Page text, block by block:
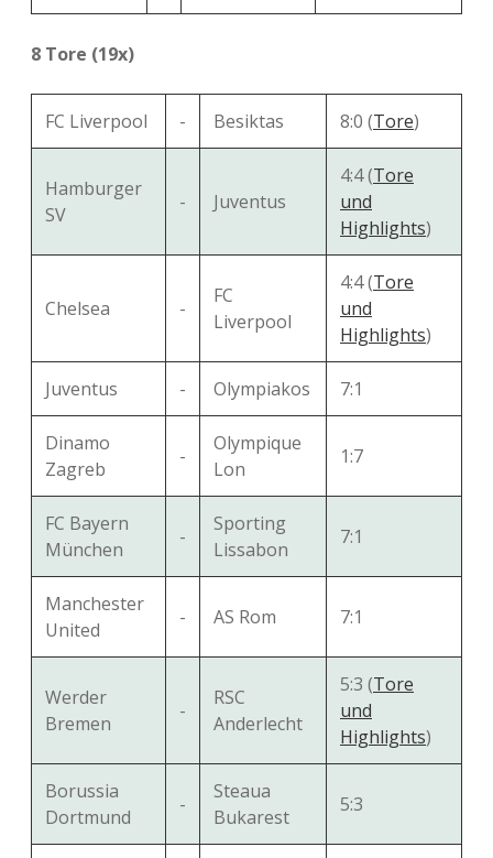
8 Tore (19x)
FC Liverpool - Besiktas 8:0 (Tore)
Hamburger
SV
- Juventus
4:4 (Tore
und
Highlights)
Chelsea -
FC
Liverpool
4:4 (Tore
und
Highlights)
Juventus - Olympiakos 7:1
Dinamo
Zagreb
-
Olympique
Lon
1:7
FC Bayern
München
-
Sporting
Lissabon
7:1
Manchester
United
- AS Rom 7:1
Werder
Bremen
-
RSC
Anderlecht
5:3 (Tore
und
Highlights)
Borussia
Dortmund
-
Steaua
Bukarest
5:3